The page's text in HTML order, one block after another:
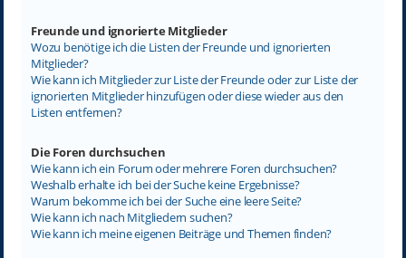
Freunde und ignorierte Mitglieder
Wozu benötige ich die Listen der Freunde und ignorierten
Mitglieder?
Wie kann ich Mitglieder zur Liste der Freunde oder zur Liste der
ignorierten Mitglieder hinzufügen oder diese wieder aus den
Listen entfernen?
Die Foren durchsuchen
Wie kann ich ein Forum oder mehrere Foren durchsuchen?
Weshalb erhalte ich bei der Suche keine Ergebnisse?
Warum bekomme ich bei der Suche eine leere Seite?
Wie kann ich nach Mitgliedern suchen?
Wie kann ich meine eigenen Beiträge und Themen finden?